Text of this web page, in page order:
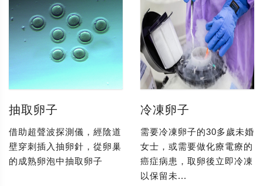
抽取卵子
借助超聲波探測儀，經陰道
壁穿刺插入抽卵針，從卵巢
的成熟卵泡中抽取卵子
冷凍卵子
需要冷凍卵子的30多歲未婚
女士，或需要做化療電療的
癌症病患，取卵後立即冷凍
以保留未...